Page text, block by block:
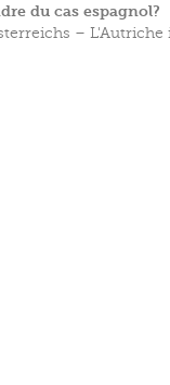
du cas espagnol?
– L'Autriche